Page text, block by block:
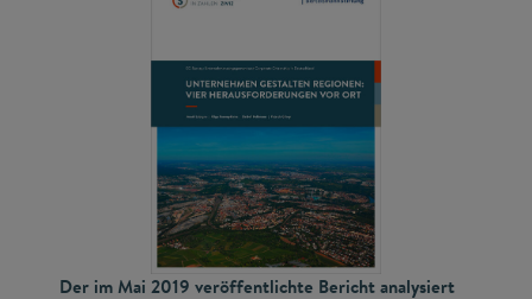
Der im Mai 2019 veröffentlichte Bericht analysiert